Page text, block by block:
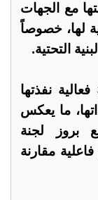
مع الجهات
لها، خصوصاً
التحتية.
ويأتي هذا الأداء ضمن إجمالي 353 فعالية نفذتها
ما يعكس
بروز لجنة
مقارنة